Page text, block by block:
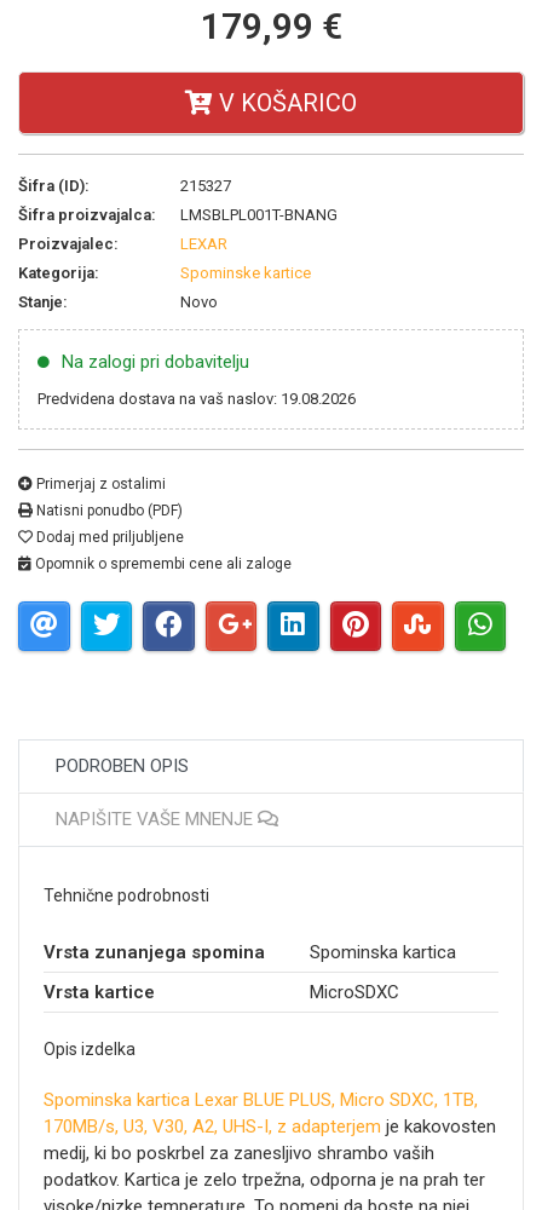
179,99 €
V KOŠARICO
Šifra (ID):
215327
Šifra proizvajalca:
LMSBLPL001T-BNANG
Proizvajalec:
LEXAR
Kategorija:
Spominske kartice
Stanje:
Novo
Na zalogi pri dobavitelju
Predvidena dostava na vaš naslov: 19.08.2026
Primerjaj z ostalimi
Natisni ponudbo (PDF)
Dodaj med priljubljene
Opomnik o spremembi cene ali zaloge
PODROBEN OPIS
NAPIŠITE VAŠE MNENJE
Tehnične podrobnosti
Vrsta zunanjega spomina
Spominska kartica
Vrsta kartice
MicroSDXC
Opis izdelka
Spominska kartica Lexar BLUE PLUS, Micro SDXC, 1TB,
170MB/s, U3, V30, A2, UHS-I, z adapterjem je kakovosten
medij, ki bo poskrbel za zanesljivo shrambo vaših
podatkov. Kartica je zelo trpežna, odporna je na prah ter